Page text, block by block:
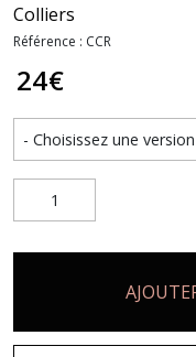
Colliers
Référence : CCR
24€